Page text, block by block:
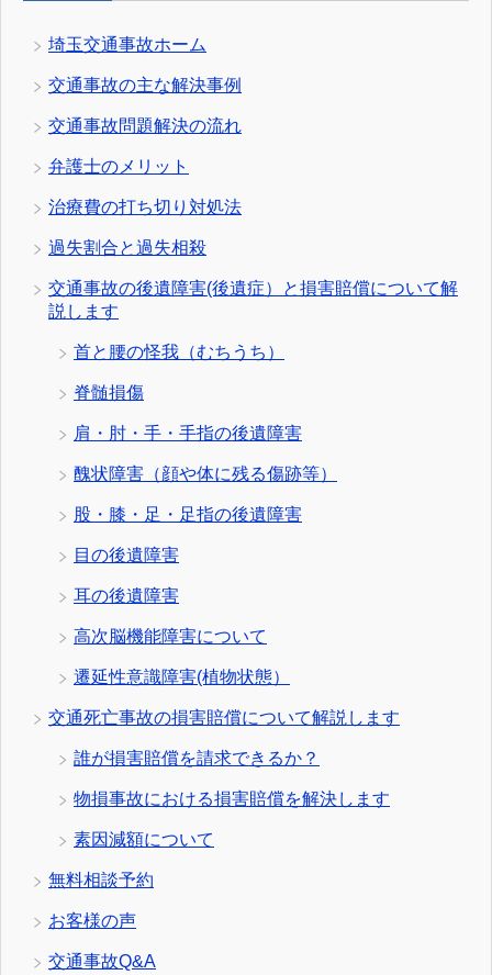
埼玉交通事故ホーム
交通事故の主な解決事例
交通事故問題解決の流れ
弁護士のメリット
治療費の打ち切り対処法
過失割合と過失相殺
交通事故の後遺障害(後遺症）と損害賠償について解
説します
首と腰の怪我（むちうち）
脊髄損傷
肩・肘・手・手指の後遺障害
醜状障害（顔や体に残る傷跡等）
股・膝・足・足指の後遺障害
目の後遺障害
耳の後遺障害
高次脳機能障害について
遷延性意識障害(植物状態）
交通死亡事故の損害賠償について解説します
誰が損害賠償を請求できるか？
物損事故における損害賠償を解決します
素因減額について
無料相談予約
お客様の声
交通事故Q&A